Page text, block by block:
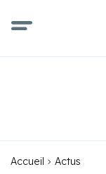
Accueil Actus